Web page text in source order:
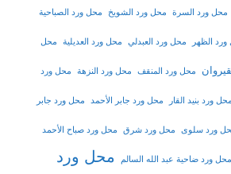
محل ورد السرة محل ورد الشويخ محل ورد الصباحية
الظهر محل ورد العبدلي محل ورد العديلية محل
محل ورد المنقف محل ورد النزهة محل ورد
محل ورد بنيد القار محل ورد جابر الأحمد محل ورد جابر
ورد سلوى محل ورد شرق محل ورد صباح الأحمد
محل ورد ضاحية عبد الله السالم
محل ورد